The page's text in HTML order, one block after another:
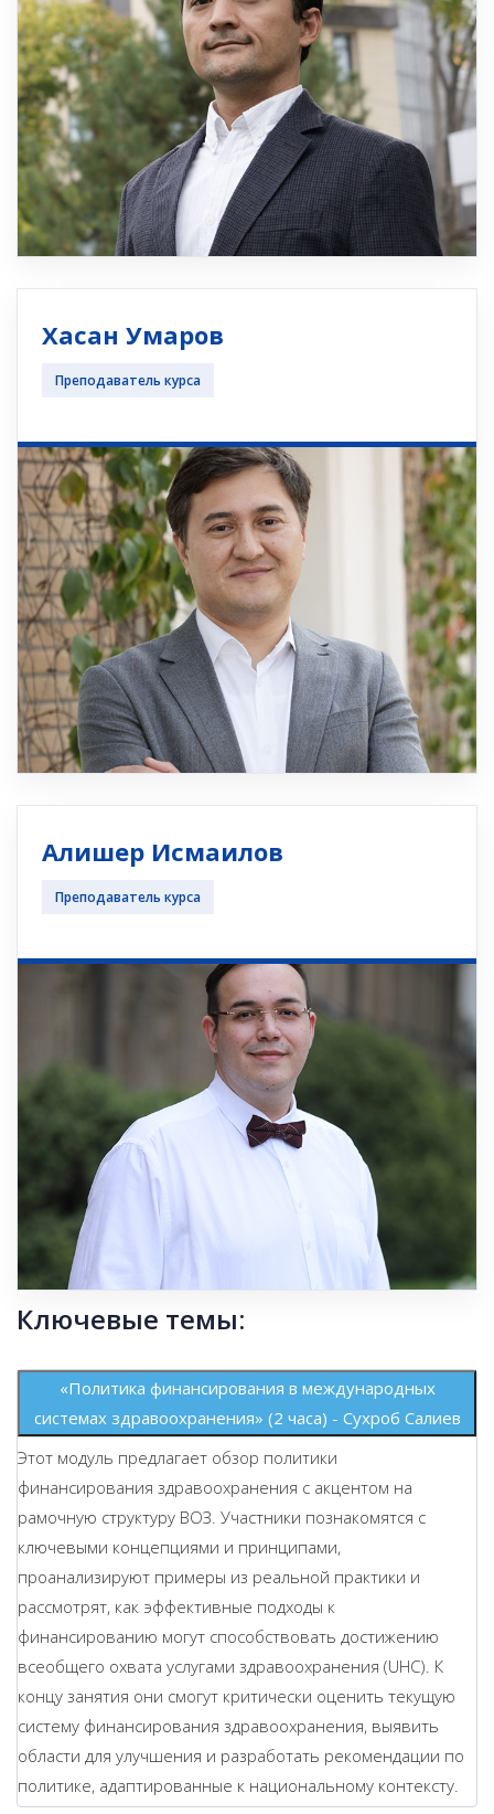
Хасан Умаров
Преподаватель курса
Алишер Исмаилов
Преподаватель курса
Ключевые темы:
«Политика финансирования в международных
системах здравоохранения» (2 часа) - Сухроб Салиев
Этот модуль предлагает обзор политики
финансирования здравоохранения с акцентом на
рамочную структуру ВОЗ. Участники познакомятся с
ключевыми концепциями и принципами,
проанализируют примеры из реальной практики и
рассмотрят, как эффективные подходы к
финансированию могут способствовать достижению
всеобщего охвата услугами здравоохранения (UHC). К
концу занятия они смогут критически оценить текущую
систему финансирования здравоохранения, выявить
области для улучшения и разработать рекомендации по
политике, адаптированные к национальному контексту.